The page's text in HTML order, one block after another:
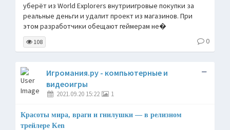
уберёт из World Explorers внутриигровые покупки за
реальные деньги и удалит проект из магазинов. При
этом разработчики обещают геймерам не�
108 0
Игромания.ру - компьютерные и
видеоигры
2021.09.20 15:22 1
Красоты мира, враги и гнилушки — в релизном
трейлере Ken